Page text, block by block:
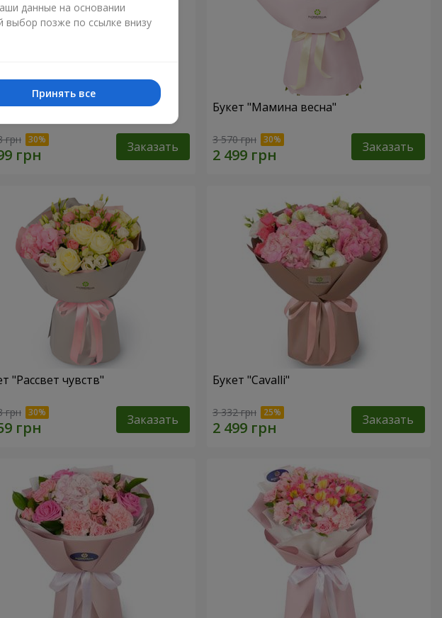
"Любимые глаза"
грн Заказать
Букет "Мамина весна"
3 570 грн Заказать
"Рассвет чувств"
грн Заказать
Букет "Cаvalli"
3 332 грн Заказать
данные на основании
выбор позже по ссылке внизу
Принять все